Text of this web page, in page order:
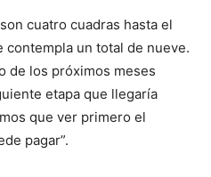
cuatro cuadras hasta el
contempla un total de nueve.
de los próximos meses
etapa que llegaría
que ver primero el
pagar”.